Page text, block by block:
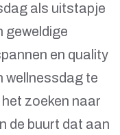
als uitstapje
geweldige
en quality
wellnessdag te
zoeken naar
de buurt dat aan